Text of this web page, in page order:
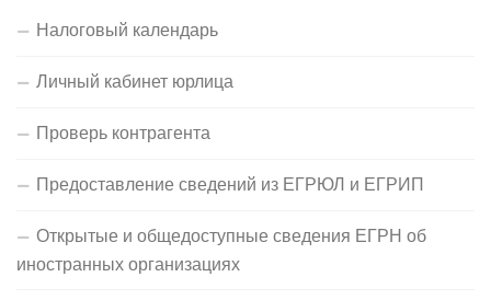
Налоговый календарь
Личный кабинет юрлица
Проверь контрагента
Предоставление сведений из ЕГРЮЛ и ЕГРИП
Открытые и общедоступные сведения ЕГРН об
иностранных организациях